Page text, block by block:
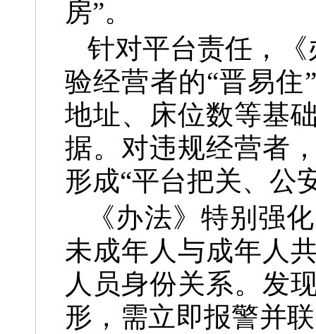
房”。
针对平台责任，
验经营者的“晋易
地址、床位数等基
据。对违规经营者
形成“平台把关、公
《办法》特别强
未成年人与成年人
人员身份关系。发
形，需立即报警并